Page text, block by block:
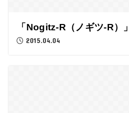
「Nogitz-R（ノギツ-R）
2015.04.04